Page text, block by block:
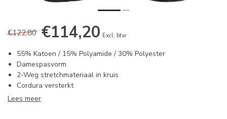
€122,80 €114,20 Excl. btw
55% Katoen / 15% Polyamide / 30% Polyester
Damespasvorm
2-Weg stretchmateriaal in kruis
Cordura versterkt
Lees meer